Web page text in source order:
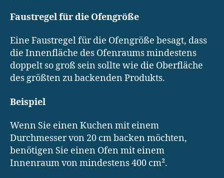
Faustregel für die Ofengröße
Eine Faustregel für die Ofengröße besagt, dass
die Innenfläche des Ofenraums mindestens
doppelt so groß sein sollte wie die Oberfläche
des größten zu backenden Produkts.
Beispiel
Wenn Sie einen Kuchen mit einem
Durchmesser von 20 cm backen möchten,
benötigen Sie einen Ofen mit einem
Innenraum von mindestens 400 cm².